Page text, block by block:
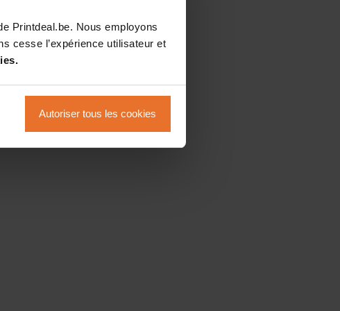
Printdeal.be. Nous employons
cesse l’expérience utilisateur et
Autoriser tous les cookies